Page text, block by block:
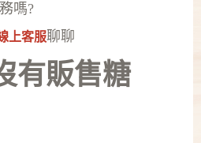
嗎?
上客服聊聊
有販售糖